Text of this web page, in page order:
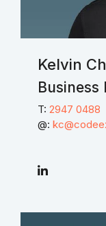
Kelvin
Business
T: 2947 0488
@: